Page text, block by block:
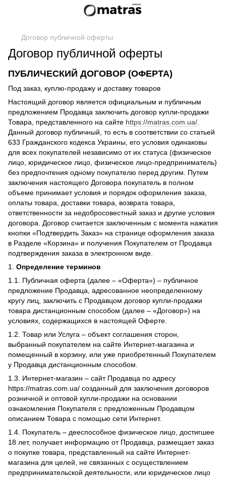
Договор публичной оферты
Договор публичной оферты
ПУБЛИЧЕСКИЙ ДОГОВОР (ОФЕРТА)
Под заказ, куплю-продажу и доставку товаров
Настоящий договор является официальным и публичным
предложением Продавца заключить договор купли-продажи
Товара, представленного на сайте https://matras.com.ua/.
Данный договор публичный, то есть в соответствии со статьей
633 Гражданского кодекса Украины, его условия одинаковы
для всех покупателей независимо от их статуса (физическое
лицо, юридическое лицо, физическое лицо-предприниматель)
без предпочтения одному покупателю перед другим. Путем
заключения настоящего Договора покупатель в полном
объеме принимает условия и порядок оформления заказа,
оплаты товара, доставки товара, возврата товара,
ответственности за недобросовестный заказ и другие условия
договора. Договор считается заключенным с момента нажатия
кнопки «Подтвердить Заказ» на странице оформления заказа
в Разделе «Корзина» и получения Покупателем от Продавца
подтверждения заказа в электронном виде.
1. Определение терминов
1.1. Публичная оферта (далее – «Оферта») – публичное
предложение Продавца, адресованное неопределенному
кругу лиц, заключить с Продавцом договор купли-продажи
товара дистанционным способом (далее – «Договор») на
условиях, содержащихся в настоящей Оферте.
1.2. Товар или Услуга – объект соглашения сторон,
выбранный покупателем на сайте Интернет-магазина и
помещенный в корзину, или уже приобретенный Покупателем
у Продавца дистанционным способом.
1.3. Интернет-магазин – сайт Продавца по адресу
https://matras.com.ua/ созданный для заключения договоров
розничной и оптовой купли-продажи на основании
ознакомления Покупателя с предложенным Продавцом
описанием Товара с помощью сети Интернет.
1.4. Покупатель – дееспособное физическое лицо, достигшее
18 лет, получает информацию от Продавца, размещает заказ
о покупке товара, представленный на сайте Интернет-
магазина для целей, не связанных с осуществлением
предпринимательской деятельности, или юридическое лицо